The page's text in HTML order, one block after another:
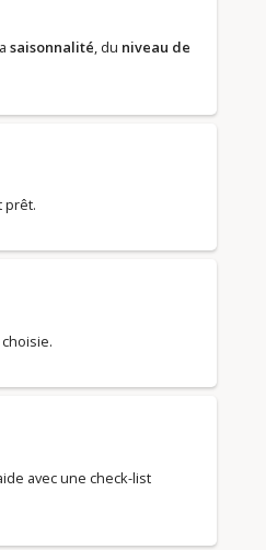
saisonnalité, du niveau de
prêt.
avec une check-list